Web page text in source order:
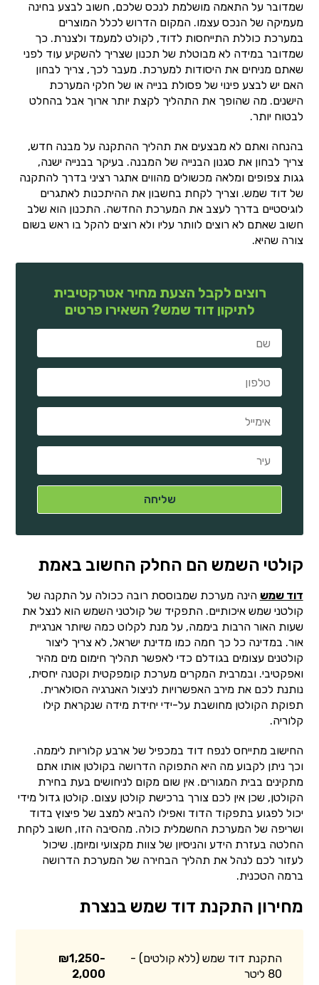
שמדובר על התאמה מושלמת לנכס שלכם, חשוב לבצע בחינה
מעמיקה של הנכס עצמו. המקום הדרוש לכלל המוצרים
במערכת כוללת התייחסות לדוד, לקולט למעמד ולצנרת. כך
שמדובר במידה לא מבוטלת של תכנון שצריך להשקיע עוד לפני
שאתם מניחים את היסודות למערכת. מעבר לכך, צריך לבחון
האם יש לבצע פינוי של פסולת בנייה או של חלקי המערכת
הישנים. מה שהופך את התהליך לקצת יותר ארוך אבל בהחלט
לבטוח יותר.
בהנחה ואתם לא מבצעים את תהליך ההתקנה על מבנה חדש,
צריך לבחון את סגנון הבנייה של המבנה. בעיקר בבנייה ישנה,
גגות צפופים ומלאה מכשולים מהווים אתגר רציני בדרך להתקנה
של דוד שמש. וצריך לקחת בחשבון את ההיתכנות לאתגרים
לוגיסטיים בדרך לעצב את המערכת החדשה. התכנון הוא שלב
חשוב שאתם לא רוצים לוותר עליו ולא רוצים להקל בו ראש בשום
צורה שהיא.
רוצים לקבל הצעת מחיר אטרקטיבית
לתיקון דוד שמש? השאירו פרטים
קולטי השמש הם החלק החשוב באמת
דוד שמש הינה מערכת שמבוססת רובה ככולה על התקנה של
קולטני שמש איכותיים. התפקיד של קולטני השמש הוא לנצל את
שעות האור הרבות ביממה, על מנת לקלוט כמה שיותר אנרגיית
אור. במדינה כל כך חמה כמו מדינת ישראל, לא צריך ליצור
קולטנים עצומים בגודלם כדי לאפשר תהליך חימום מים מהיר
ואפקטיבי. ובמרבית המקרים מערכת קומפקטית וקטנה יחסית,
נותנת לכם את מירב האפשרויות לניצול האנרגיה הסולארית.
תפוקת הקולטן מחושבת על-ידי יחידת מידה שנקראת קילו
קלוריה.
החישוב מתייחס לנפח דוד במכפיל של ארבע קלוריות ליממה.
וכך ניתן לקבוע מה היא התפוקה הדרושה בקולטן אותו אתם
מתקינים בבית המגורים. אין שום מקום לניחושים בעת בחירת
הקולטן, שכן אין לכם צורך ברכישת קולטן עצום. קולטן גדול מידי
יכול לפגוע בתפקוד הדוד ואפילו להביא למצב של פיצוץ בדוד
ושריפה של המערכת החשמלית כולה. מהסיבה הזו, חשוב לקחת
החלטה בעזרת הידע והניסיון של צוות מקצועי ומיומן. שיכול
לעזור לכם לנהל את תהליך הבחירה של המערכת הדרושה
ברמה הטכנית.
מחירון התקנת דוד שמש בנצרת
התקנת דוד שמש (ללא קולטים) -
80 ליטר
₪1,250-
2,000